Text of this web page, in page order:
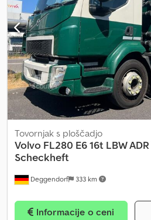
Deggendorf 333 km
Tovornjak s ploščadjo
Volvo FL280 E6 16t LBW ADR
Scheckheft
Informacije o ceni